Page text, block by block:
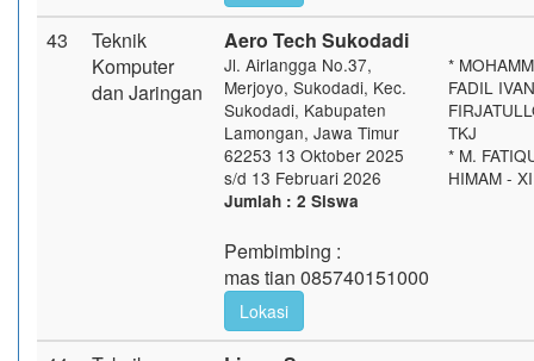
43
Teknik
Komputer
dan Jaringan
Aero Tech Sukodadi
Jl. Airlangga No.37,
Merjoyo, Sukodadi, Kec.
Sukodadi, Kabupaten
Lamongan, Jawa Timur
62253 13 Oktober 2025
s/d 13 Februari 2026
Jumlah : 2 Siswa
Pembimbing :
mas tian 085740151000
Lokasi
*
FADIL
TKJ
* M.
HIMAM -